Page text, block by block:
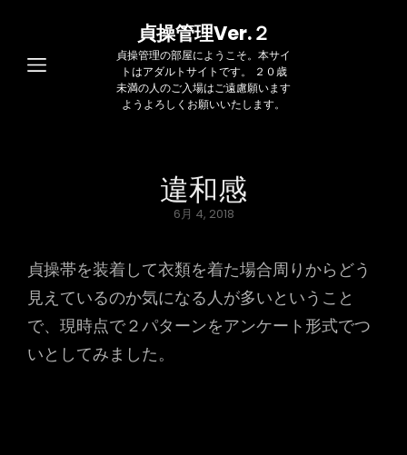
貞操管理Ver.２
貞操管理の部屋にようこそ。本サイ
トはアダルトサイトです。 ２０歳
未満の人のご入場はご遠慮願います
ようよろしくお願いいたします。
違和感
Posted
6月 4, 2018
貞操帯を装着して衣類を着た場合周りからどう
見えているのか気になる人が多いということ
で、現時点で２パターンをアンケート形式でつ
いとしてみました。